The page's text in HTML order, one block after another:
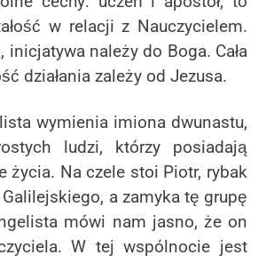
w relacji z Nauczycielem.
inicjatywa należy do Boga. Cała
działania zależy od Jezusa.
wymienia imiona dwunastu,
ludzi, którzy posiadają
życia. Na czele stoi Piotr, rybak
a zamyka tę grupę
mówi nam jasno, że on
W tej wspólnocie jest